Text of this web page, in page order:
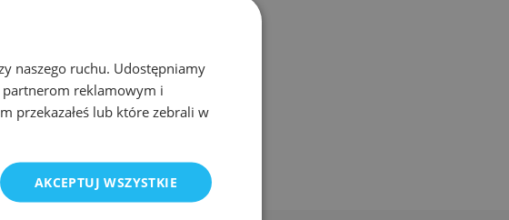
naszego ruchu. Udostępniamy
reklamowym i
przekazałeś lub które zebrali w
AKCEPTUJ WSZYSTKIE